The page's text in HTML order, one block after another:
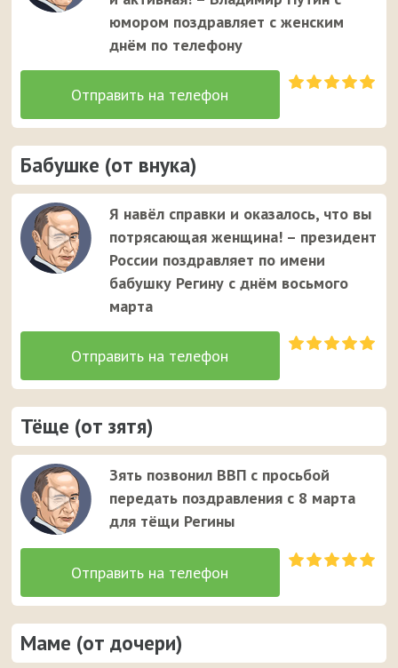
юмором поздравляет с женским
днём по телефону
Бабушке (от внука)
Я навёл справки и оказалось, что вы
потрясающая женщина! – президент
России поздравляет по имени
бабушку Регину с днём восьмого
марта
Тёще (от зятя)
Зять позвонил ВВП с просьбой
передать поздравления с 8 марта
для тёщи Регины
Маме (от дочери)